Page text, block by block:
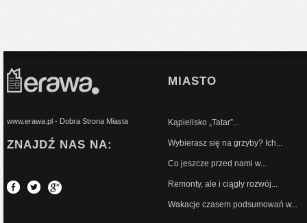
www.erawa.pl - Dobra Strona Miasta
ZNAJDŹ NAS NA:
MIASTO
Kąpielisko „Tatar”...
Wybierasz się na grzyby? Ich...
Co jeszcze przed nami w...
Remonty, ale i ciągły rozwój...
Wakacje czasem podsumowań w...